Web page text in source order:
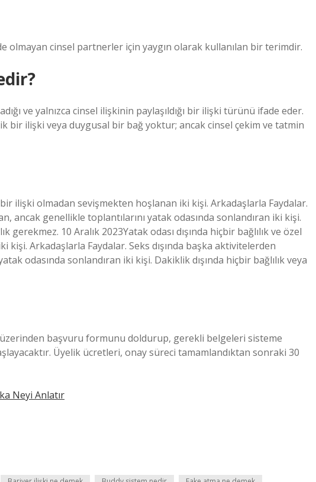
olmayan cinsel partnerler için yaygın olarak kullanılan bir terimdir.
ve yalnızca cinsel ilişkinin paylaşıldığı bir ilişki türünü ifade eder.
bir ilişki veya duygusal bir bağ yoktur; ancak cinsel çekim ve tatmin
bir ilişki olmadan sevişmekten hoşlanan iki kişi. Arkadaşlarla Faydalar.
ancak genellikle toplantılarını yatak odasında sonlandıran iki kişi.
gerekmez. 10 Aralık 2023Yatak odası dışında hiçbir bağlılık ve özel
Arkadaşlarla Faydalar. Seks dışında başka aktivitelerden
odasında sonlandıran iki kişi. Dakiklik dışında hiçbir bağlılık veya
başvuru formunu doldurup, gerekli belgeleri sisteme
Üyelik ücretleri, onay süreci tamamlandıktan sonraki 30
Neyi Anlatır